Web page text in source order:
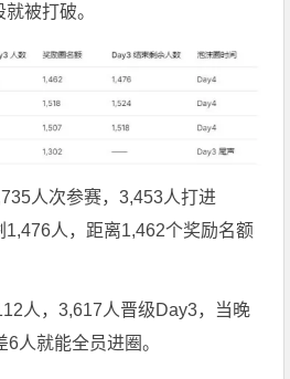
被打破。
人次参赛，3,453人打进
人，距离1,462个奖励名额
人，3,617人晋级Day3，当晚
人就能全员进圈。